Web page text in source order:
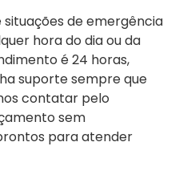
situações de emergência
hora do dia ou da
é 24 horas,
suporte sempre que
contatar pelo
sem
para atender